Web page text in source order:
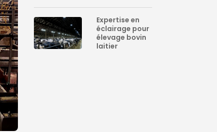
Expertise en
éclairage pour
élevage bovin
laitier